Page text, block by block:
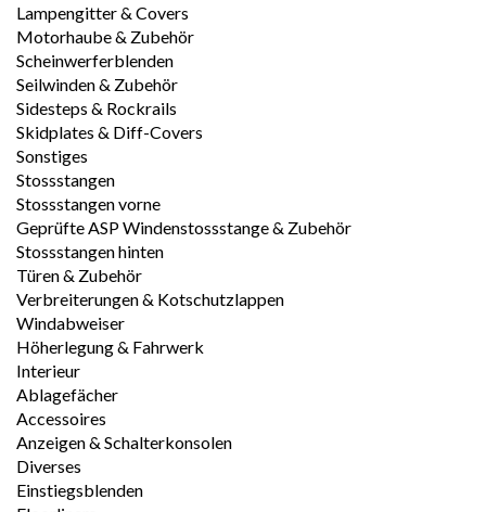
Lampengitter & Covers
Motorhaube & Zubehör
Scheinwerferblenden
Seilwinden & Zubehör
Sidesteps & Rockrails
Skidplates & Diff-Covers
Sonstiges
Stossstangen
Stossstangen vorne
Geprüfte ASP Windenstossstange & Zubehör
Stossstangen hinten
Türen & Zubehör
Verbreiterungen & Kotschutzlappen
Windabweiser
Höherlegung & Fahrwerk
Interieur
Ablagefächer
Accessoires
Anzeigen & Schalterkonsolen
Diverses
Einstiegsblenden